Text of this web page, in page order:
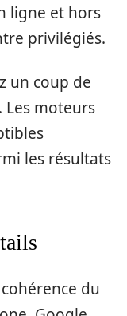
ligne et hors
privilégiés.
un coup de
moteurs
les résultats
du